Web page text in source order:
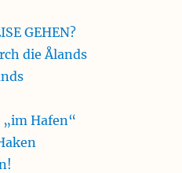
GEHEN?
die Ålands
Hafen“